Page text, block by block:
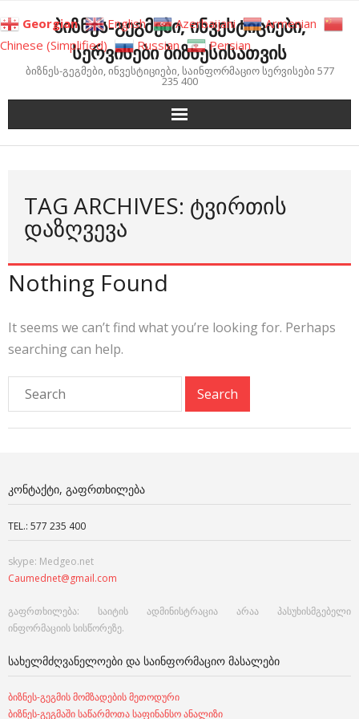
to
content
ბიზნეს-გეგმები, ინვესტიციები,
სერვისები ბიზნესისათვის
ბიზნეს-გეგმები, ინვესტიციები, საინფორმაციო სერვისები 577
235 400
TAG ARCHIVES: ᲢᲕᲘᲠᲗᲘᲡ
ᲓᲐᲖᲦᲕᲔᲕᲐ
Nothing Found
It seems we can’t find what you’re looking for. Perhaps
searching can help.
ᲙᲝᲜᲢᲐᲥᲢᲘ, ᲒᲐᲤᲠᲗᲮᲘᲚᲔᲑᲐ
TEL.: 577 235 400
skype: Medgeo.net
Caumednet@gmail.com
გაფრთხილება: საიტის ადმინისტრაცია არაა პასუხისმგებელი
ინფორმაციის სისწორეზე.
ᲡᲐᲮᲔᲚᲛᲫᲦᲕᲐᲜᲔᲚᲝᲔᲑᲘ ᲓᲐ ᲡᲐᲘᲜᲤᲝᲠᲛᲐᲪᲘᲝ ᲛᲐᲡᲐᲚᲔᲑᲘ
ბიზნეს-გეგმის მომზადების მეთოდური
ბიზნეს-გეგმაში საწარმოთა საფინანსო ანალიზი
Georgian English Azerbaijani
Armenian
Chinese (Simplified)
Russian Persian